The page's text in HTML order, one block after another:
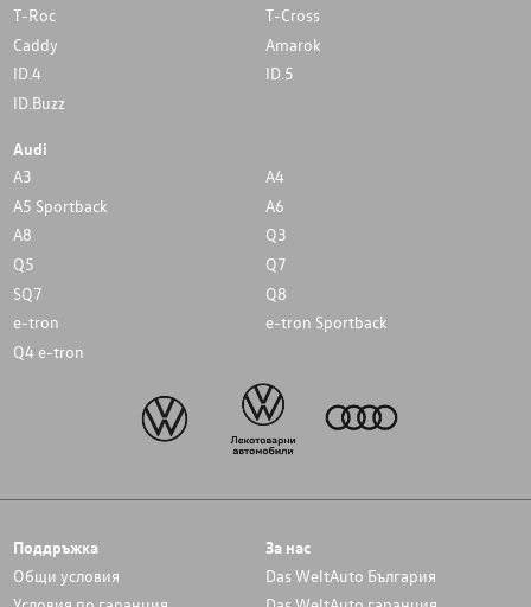
T-Roc
T-Cross
Caddy
Amarok
ID.4
ID.5
ID.Buzz
Audi
A3
A4
A5 Sportback
A6
A8
Q3
Q5
Q7
SQ7
Q8
e-tron
e-tron Sportback
Q4 e-tron
Поддръжка
Общи условия
За нас
Das WeltAuto България